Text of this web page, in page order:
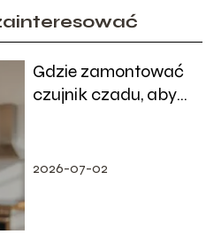
Gdzie zamontować
czujnik czadu, aby
2026-07-02